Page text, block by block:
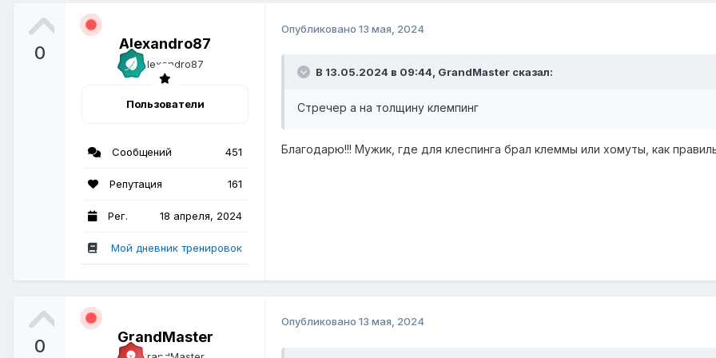
0 Alexandro87
Пользователи
Сообщений 451
Репутация 161
Рег. 18 апреля, 2024
Мой дневник тренировок
Опубликовано 13 мая, 2024
В 13.05.2024 в 09:44, GrandMaster сказал:
Стречер а на толщину клемпинг
Благодарю!!! Мужик, где для клеспинга брал клеммы или хомуты, как
0 GrandMaster
Опубликовано 13 мая, 2024